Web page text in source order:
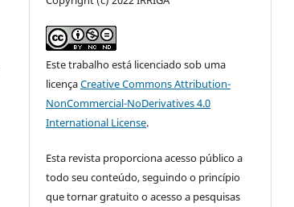
Este trabalho está licenciado sob uma
licençaCreative Commons Attribution-
NonCommercial-NoDerivatives 4.0
International License.
Esta revista proporciona acesso público a
todo seu conteúdo, seguindo o princípio
que tornar gratuito o acesso a pesquisas